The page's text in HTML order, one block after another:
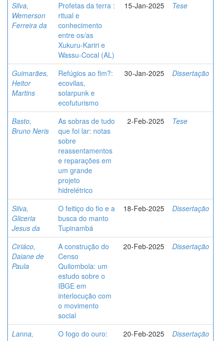
Silva,
Wemerson
Ferreira da
Profetas da terra :
ritual e
conhecimento
entre os/as
Xukuru-Kariri e
Wassu-Cocal (AL)
15-Jan-2025 Tese
Guimarães,
Heitor
Martins
Refúgios ao fim?:
ecovilas,
solarpunk e
ecofuturismo
30-Jan-2025 Dissertação
Basto,
Bruno Neris
As sobras de tudo
que foi lar: notas
sobre
reassentamentos
e reparações em
um grande
projeto
hidrelétrico
2-Feb-2025 Tese
Silva,
Gliceria
Jesus da
O feitiço do fio e a
busca do manto
Tupinambá
18-Feb-2025 Dissertação
Ciriáco,
Daiane de
Paula
A construção do
Censo
Quilombola: um
estudo sobre o
IBGE em
interlocução com
o movimento
social
20-Feb-2025 Dissertação
Lanna,
O fogo do ouro:
20-Feb-2025 Dissertação